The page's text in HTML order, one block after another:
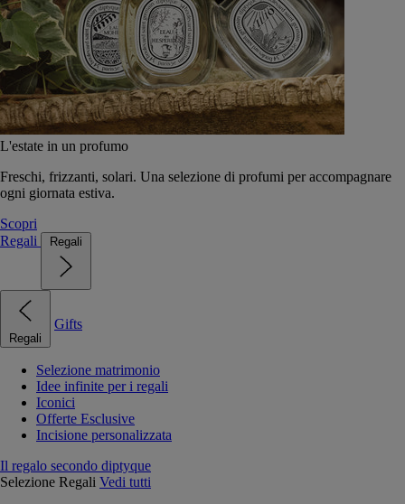
L'estate in un profumo
Freschi, frizzanti, solari. Una selezione di profumi per accompagnare
ogni giornata estiva.
Scopri
Regali
Regali
Regali
Gifts
Selezione matrimonio
Idee infinite per i regali
Iconici
Offerte Esclusive
Incisione personalizzata
Il regalo secondo diptyque
Selezione Regali Vedi tutti